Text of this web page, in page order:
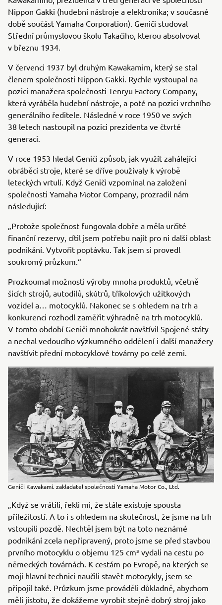
Nippon Gakki (hudební nástroje a elektronika; v současné
době součást Yamaha Corporation). Geniči studoval
Střední průmyslovou školu Takačiho, kterou absolvoval
v březnu 1934.
V červenci 1937 byl druhým Kawakamim, který se stal
členem společnosti Nippon Gakki. Rychle vystoupal na
pozici manažera společnosti Tenryu Factory Company,
která vyráběla hudební nástroje, a poté na pozici vrchního
generálního ředitele. Následně v roce 1950 ve svých
38 letech nastoupil na pozici prezidenta ve čtvrté
generaci.
V roce 1953 hledal Geniči způsob, jak využít zahálející
obráběcí stroje, které se dříve používaly k výrobě
leteckých vrtulí. Když Geniči vzpomínal na založení
společnosti Yamaha Motor Company, prozradil nám
následující:
„Protože společnost fungovala dobře a měla určité
finanční rezervy, cítil jsem potřebu najít pro ni další oblast
podnikání. Vytvořit poptávku. Tak jsem si provedl
soukromý průzkum.“
Prozkoumal možnosti výroby mnoha produktů, včetně
šicích strojů, autodílů, skútrů, tříkolových užitkových
vozidel a… motocyklů. Nakonec se s ohledem na trh a
konkurenci rozhodl zaměřit výhradně na trh motocyklů.
V tomto období Geniči mnohokrát navštívil Spojené státy
a nechal vedoucího výzkumného oddělení i další manažery
navštívit přední motocyklové továrny po celé zemi.
Geniči Kawakami. zakladatel společnosti Yamaha Motor Co., Ltd.
„Když se vrátili, řekli mi, že stále existuje spousta
příležitostí. A to i s ohledem na skutečnost, že jsme na trh
vstoupili pozdě. Nechtěl jsem být na toto neznámé
podnikání zcela nepřipravený, proto jsme se před stavbou
prvního motocyklu o objemu 125 cm³ vydali na cestu po
německých továrnách. K cestám po Evropě, na kterých se
moji hlavní technici naučili stavět motocykly, jsem se
připojil také. Průzkum jsme prováděli důkladně, abychom
měli jistotu, že dokážeme vyrobit stejně dobrý stroj jako